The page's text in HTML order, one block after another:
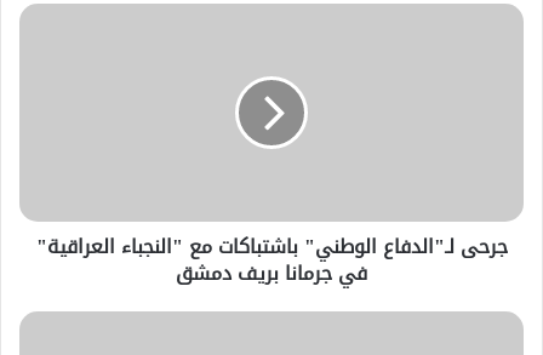
جرحى لـ"الدفاع الوطني" باشتباكات مع "النجباء العراقية"
في جرمانا بريف دمشق